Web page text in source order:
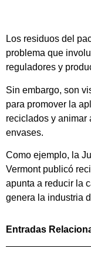
Los residuos del
problema que
reguladores y
Sin embargo, son
para promover la
reciclados y animar
envases.
Como ejemplo, la
Vermont publicó
apunta a reducir la
genera la industria
Entradas